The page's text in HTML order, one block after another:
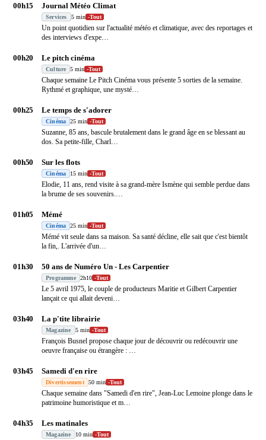
00h15 Journal Météo Climat
Services 5 min -Tout
Un point quotidien sur l'actualité météo et climatique, avec des reportages et
des interviews d'expe…
00h20 Le pitch cinéma
Culture 5 min -Tout
Chaque semaine Le Pitch Cinéma vous présente 5 sorties de la semaine.
Rythmé et graphique, une mysté…
00h25 Le temps de s'adorer
Cinéma 25 min -Tout
Suzanne, 85 ans, bascule brutalement dans le grand âge en se blessant au
dos. Sa petite-fille, Charl…
00h50 Sur les flots
Cinéma 15 min -Tout
Elodie, 11 ans, rend visite à sa grand-mère Ismène qui semble perdue dans
la brume de ses souvenirs.…
01h05 Mémé
Cinéma 25 min -Tout
Mémé vit seule dans sa maison. Sa santé décline, elle sait que c'est bientôt
la fin,. L'arrivée d'un…
01h30 50 ans de Numéro Un - Les Carpentier
Programme 2h10 -Tout
Le 5 avril 1975, le couple de producteurs Maritie et Gilbert Carpentier
lançait ce qui allait deveni…
03h40 La p'tite librairie
Magazine 5 min -Tout
François Busnel propose chaque jour de découvrir ou redécouvrir une
oeuvre française ou étrangère : …
03h45 Samedi d'en rire
Divertissement 50 min -Tout
Chaque semaine dans "Samedi d'en rire", Jean-Luc Lemoine plonge dans le
patrimoine humoristique et m…
04h35 Les matinales
Magazine 10 min -Tout